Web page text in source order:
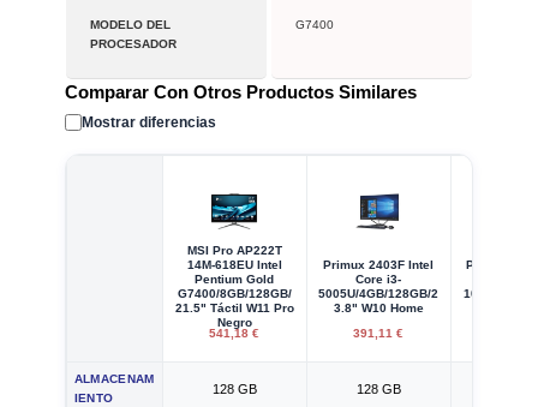
MODELO DEL
PROCESADOR
G7400
Comparar Con Otros Productos Similares
Mostrar diferencias
MSI Pro AP222T
14M-618EU Intel
Pentium Gold
G7400/8GB/128GB/
21.5" Táctil W11 Pro
Negro
541,18 €
Primux 2403F Intel
Core i3-
5005U/4GB/128GB/2
3.8" W10 Home
391,11 €
Primux
10110U/
ALMACENAM
IENTO
128 GB 128 GB